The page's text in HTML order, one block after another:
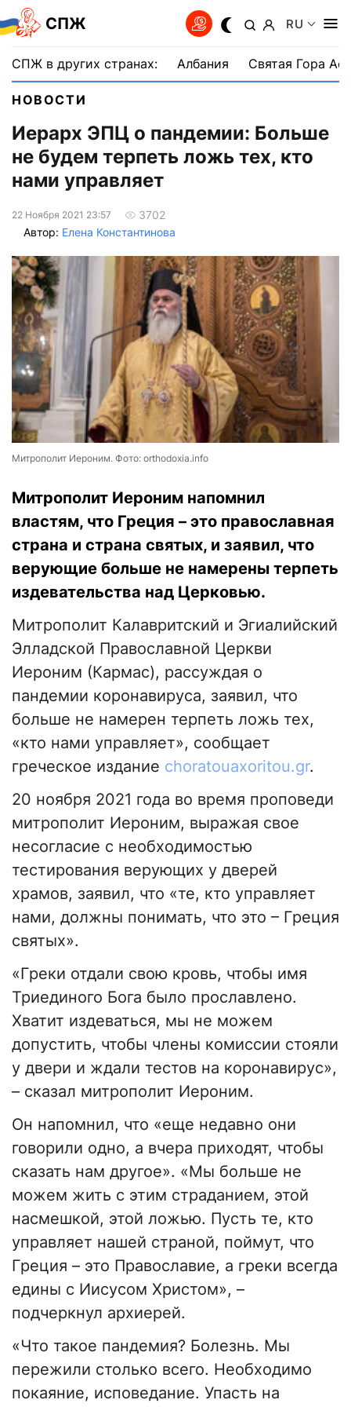
СПЖ RU
СПЖ в других странах: Албания Святая Гора
НОВОСТИ
Иерарх ЭПЦ о пандемии: Больше
не будем терпеть ложь тех, кто
нами управляет
22 Ноября 2021 23:57
3702
Автор: Елена Константинова
Митрополит Иероним. Фото: orthodoxia.info
Митрополит Иероним напомнил
властям, что Греция – это православная
страна и страна святых, и заявил, что
верующие больше не намерены терпеть
издевательства над Церковью.
Митрополит Калавритский и Эгиалийский
Элладской Православной Церкви
Иероним (Кармас), рассуждая о
пандемии коронавируса, заявил, что
больше не намерен терпеть ложь тех,
«кто нами управляет», сообщает
греческое издание choratouaxoritou.gr.
20 ноября 2021 года во время проповеди
митрополит Иероним, выражая свое
несогласие с необходимостью
тестирования верующих у дверей
храмов, заявил, что «те, кто управляет
нами, должны понимать, что это – Греция
святых».
«Греки отдали свою кровь, чтобы имя
Триединого Бога было прославлено.
Хватит издеваться, мы не можем
допустить, чтобы члены комиссии стояли
у двери и ждали тестов на коронавирус»,
– сказал митрополит Иероним.
Он напомнил, что «еще недавно они
говорили одно, а вчера приходят, чтобы
сказать нам другое». «Мы больше не
можем жить с этим страданием, этой
насмешкой, этой ложью. Пусть те, кто
управляет нашей страной, поймут, что
Греция – это Православие, а греки всегда
едины с Иисусом Христом», –
подчеркнул архиерей.
«Что такое пандемия? Болезнь. Мы
пережили столько всего. Необходимо
покаяние, исповедание. Упасть на